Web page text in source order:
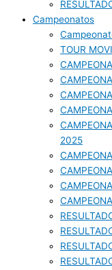
Campeonatos
TOUR
2025